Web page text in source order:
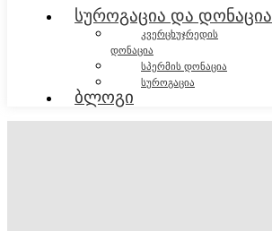
სუროგაცია და დონაცია
კვერცხუჯრედის
დონაცია
სპერმის დონაცია
სუროგაცია
ბლოგი